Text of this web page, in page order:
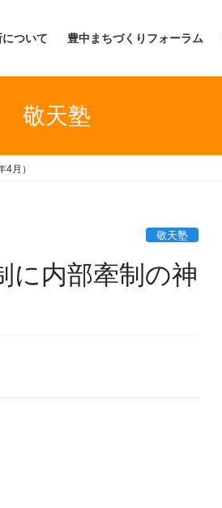
ついて 豊中まちづくりフォーラム
敬天塾
月）
敬天塾
に内部牽制の神